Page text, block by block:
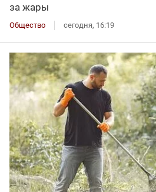
за жары
Общество сегодня, 16:19